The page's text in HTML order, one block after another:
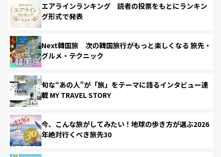
エアラインランキング 読者の投票をもとにランキン
グ形式で発表
Next韓国旅 次の韓国旅行がもっと楽しくなる 旅先・
グルメ・テクニック
旬な“あの人”が「旅」をテーマに語るインタビュー連
載 MY TRAVEL STORY
今、こんな旅がしてみたい！地球の歩き方が選ぶ2026
年絶対行くべき旅先30